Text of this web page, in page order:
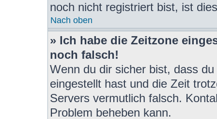
noch nicht registriert bist, ist
Nach oben
» Ich habe die Zeitzone
noch falsch!
Wenn du dir sicher bist, dass
eingestellt hast und die Zeit
Servers vermutlich falsch.
Problem beheben kann.